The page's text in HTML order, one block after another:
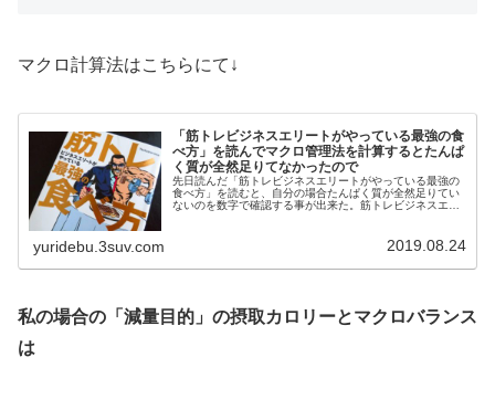
マクロ計算法はこちらにて↓
「筋トレビジネスエリートがやっている最強の食
べ方」を読んでマクロ管理法を計算するとたんぱ
く質が全然足りてなかったので
先日読んだ「筋トレビジネスエリートがやっている最強の
食べ方」を読むと、自分の場合たんぱく質が全然足りてい
ないのを数字で確認する事が出来た。筋トレビジネスエリ
yuridebu.3suv.com 2019.08.24
私の場合の「減量目的」の摂取カロリーとマクロバランス
は